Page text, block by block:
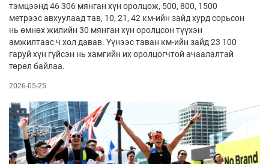
тэмцээнд 46 306 мянган хүн оролцож, 500, 800, 1500
метрээс авхуулаад тав, 10, 21, 42 км-ийн зайд хурд сорьсон
нь өмнөх жилийн 30 мянган хүн оролцсон түүхэн
амжилтаас ч хол давав. Үүнээс таван км-ийн зайд 23 100
гаруй хүн гүйсэн нь хамгийн их оролцогчтой ачаалалтай
төрөл байлаа.
2026-05-25